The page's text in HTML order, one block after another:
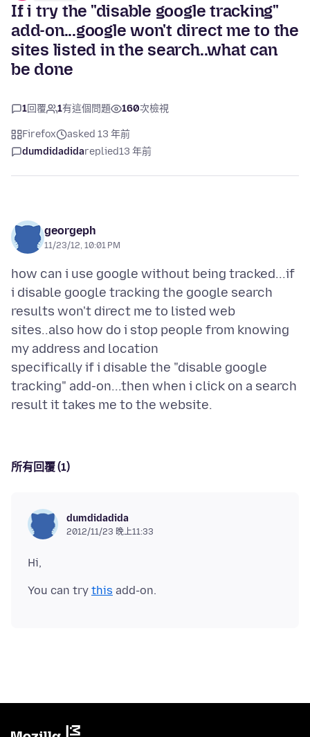
If i try the "disable google tracking"
add-on...google won't direct me to the
sites listed in the search..what can
be done
1回覆 1有這個問題 160次檢視
Firefox
asked 13 年前
dumdidadidareplied13 年前
georgeph
11/23/12, 10:01 PM
how can i use google without being tracked...if
i disable google tracking the google search
results won't direct me to listed web
sites..also how do i stop people from knowing
my address and location
specifically if i disable the "disable google
tracking" add-on...then when i click on a search
所有回覆 (1)
dumdidadida
2012/11/23 晚上11:33
You can try this